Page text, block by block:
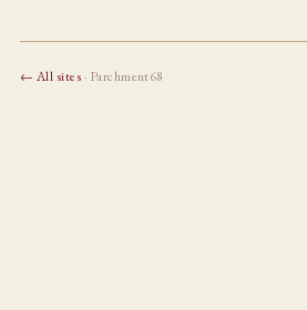
← All sites· Parchment68